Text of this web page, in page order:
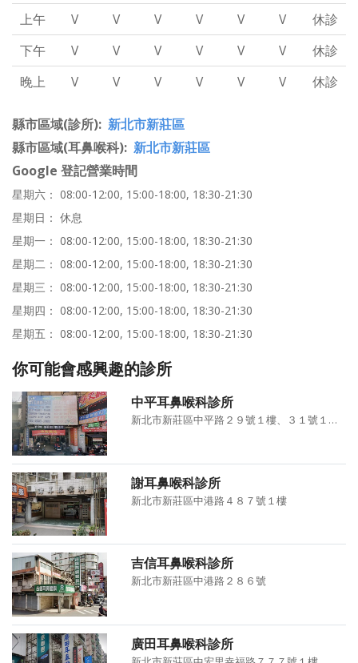
上午
V V V V V V
休診
下午
V V V V V V
休診
晚上
V V V V V V 休診
縣市區域(診所) 新北市新莊區
縣市區域(耳鼻喉科) 新北市新莊區
Google 登記營業時間
星期六： 08:00-12:00, 15:00-18:00, 18:30-21:30
星期日： 休息
星期一： 08:00-12:00, 15:00-18:00, 18:30-21:30
星期二： 08:00-12:00, 15:00-18:00, 18:30-21:30
星期三： 08:00-12:00, 15:00-18:00, 18:30-21:30
星期四： 08:00-12:00, 15:00-18:00, 18:30-21:30
星期五： 08:00-12:00, 15:00-18:00, 18:30-21:30
你可能會感興趣的診所
中平耳鼻喉科診所
新北市新莊區中平路２９號１樓、３１號１樓及２樓、３３號２樓
謝耳鼻喉科診所
新北市新莊區中港路４８７號１樓
吉信耳鼻喉科診所
新北市新莊區中港路２８６號
廣田耳鼻喉科診所